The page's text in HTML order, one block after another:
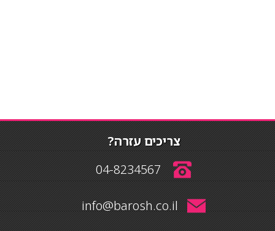
צריכים עזרה?
04-8234567
info@barosh.co.il